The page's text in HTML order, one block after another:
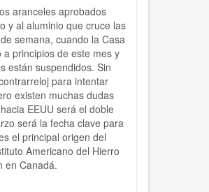
aranceles aprobados
y al aluminio que cruce las
semana, cuando la Casa
principios de este mes y
están suspendidos. Sin
para intentar
existen muchas dudas
EEUU será el doble
será la fecha clave para
el principal origen del
Americano del Hierro
en Canadá.